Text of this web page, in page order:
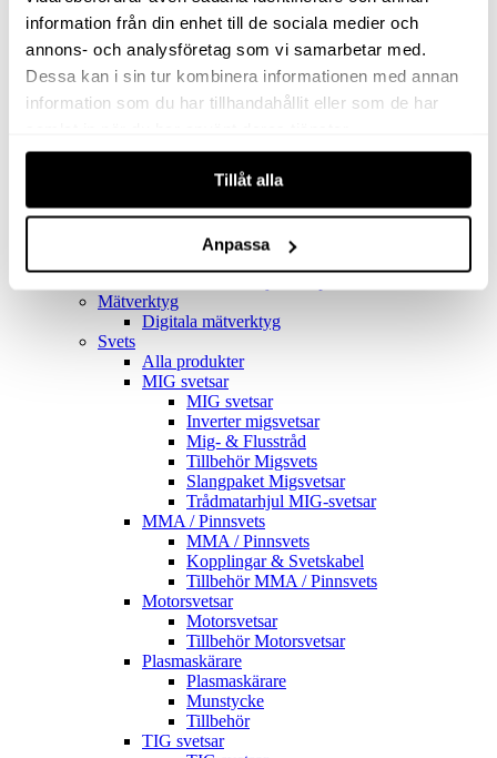
information från din enhet till de sociala medier och
annons- och analysföretag som vi samarbetar med.
Dessa kan i sin tur kombinera informationen med annan
information som du har tillhandahållit eller som de har
Tillåt alla
Anpassa
Golv- & Kombinationsmunstycke
Munstycke
Motor
Reservdelar dammsugare
Rör & handtag
Uppsamlingspåsar
Alla produkter
Mätverktyg
Digitala mätverktyg
Svets
Alla produkter
MIG svetsar
MIG svetsar
Inverter migsvetsar
Mig- & Flusstråd
Tillbehör Migsvets
Slangpaket Migsvetsar
Trådmatarhjul MIG-svetsar
MMA / Pinnsvets
MMA / Pinnsvets
Kopplingar & Svetskabel
Tillbehör MMA / Pinnsvets
Motorsvetsar
Motorsvetsar
Tillbehör Motorsvetsar
Plasmaskärare
Plasmaskärare
Munstycke
Tillbehör
TIG svetsar